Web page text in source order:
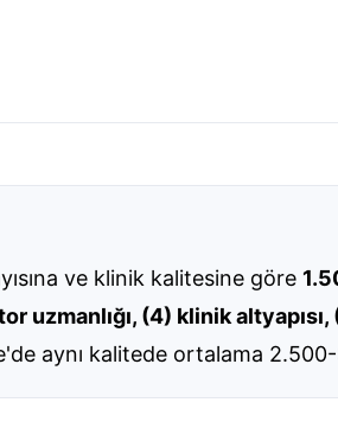
ve klinik kalitesine göre
uzmanlığı, (4) klinik
aynı kalitede ortalama